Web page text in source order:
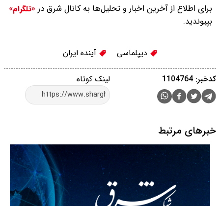
برای اطلاع از آخرین اخبار و تحلیل‌ها به کانال شرق در «تلگرام»
بپیوندید.
دیپلماسی آینده ایران
لینک کوتاه کدخبر: 1104764
خبرهای مرتبط